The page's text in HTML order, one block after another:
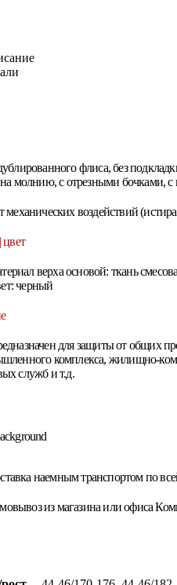
флиса, без
на молнию, с отрезными бочками,
воздействий
цвет
верха основой: ткань
черный
для защиты от общих
комплекса, жилищно-
служб и т.д.
наемным транспортом по
из магазина или офиса